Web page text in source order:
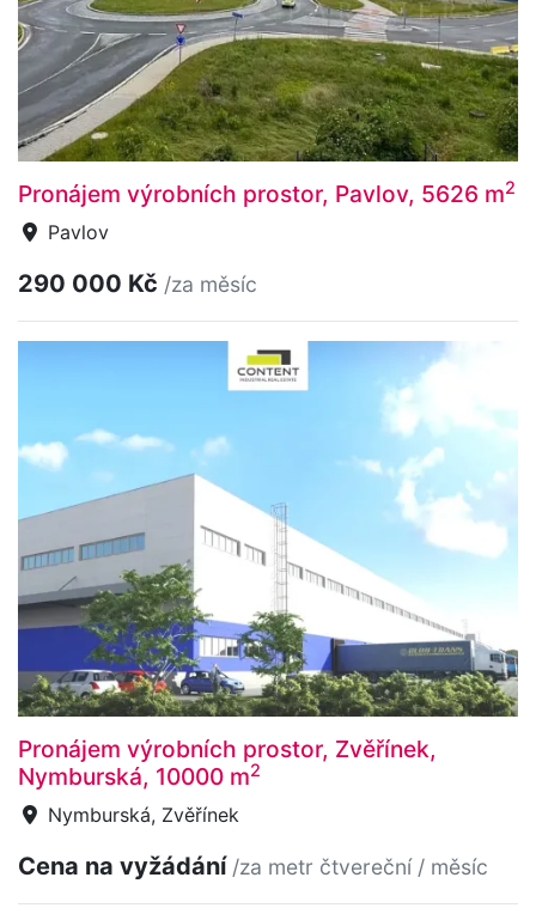
Pronájem výrobních prostor, Pavlov, 5626 m2
Pavlov
290 000 Kč /za měsíc
Pronájem výrobních prostor, Zvěřínek,
Nymburská, 10000 m2
Nymburská, Zvěřínek
Cena na vyžádání /za metr čtvereční / měsíc